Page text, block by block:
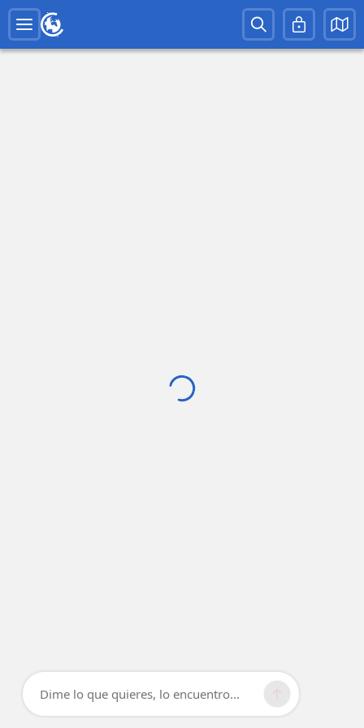
Dime lo que quieres, lo encuentro...